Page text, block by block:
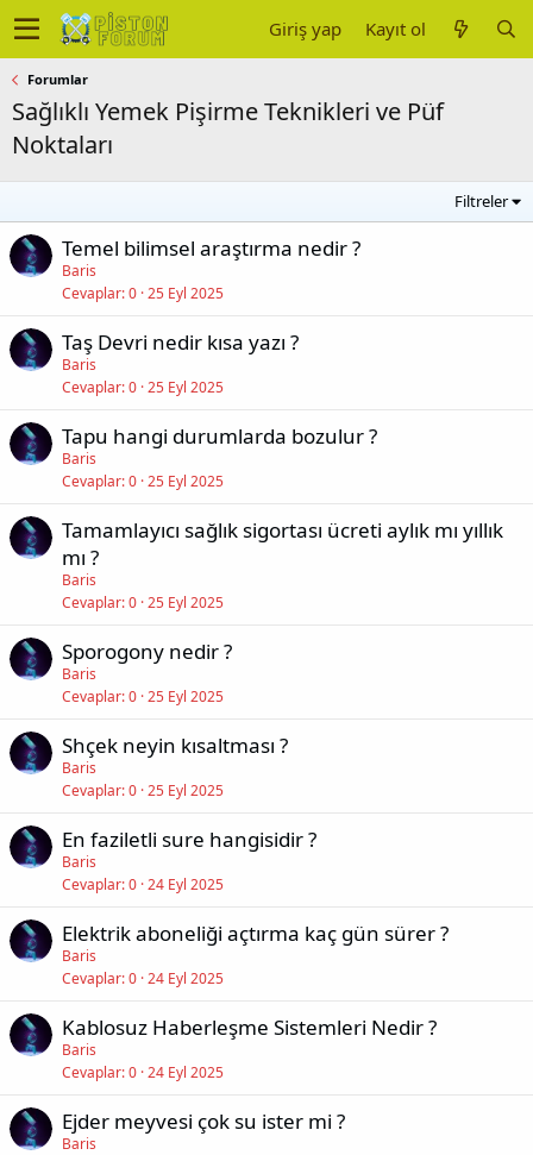
Giriş yap Kayıt ol
Forumlar
Sağlıklı Yemek Pişirme Teknikleri ve Püf
Noktaları
Filtreler
Temel bilimsel araştırma nedir ?
Baris
Cevaplar 0 25 Eyl 2025
Taş Devri nedir kısa yazı ?
Baris
Cevaplar 0 25 Eyl 2025
Tapu hangi durumlarda bozulur ?
Baris
Cevaplar 0 25 Eyl 2025
Tamamlayıcı sağlık sigortası ücreti aylık mı yıllık
mı ?
Baris
Cevaplar 0 25 Eyl 2025
Sporogony nedir ?
Baris
Cevaplar 0 25 Eyl 2025
Shçek neyin kısaltması ?
Baris
Cevaplar 0 25 Eyl 2025
En faziletli sure hangisidir ?
Baris
Cevaplar 0 24 Eyl 2025
Elektrik aboneliği açtırma kaç gün sürer ?
Baris
Cevaplar 0 24 Eyl 2025
Kablosuz Haberleşme Sistemleri Nedir ?
Baris
Cevaplar 0 24 Eyl 2025
Ejder meyvesi çok su ister mi ?
Baris